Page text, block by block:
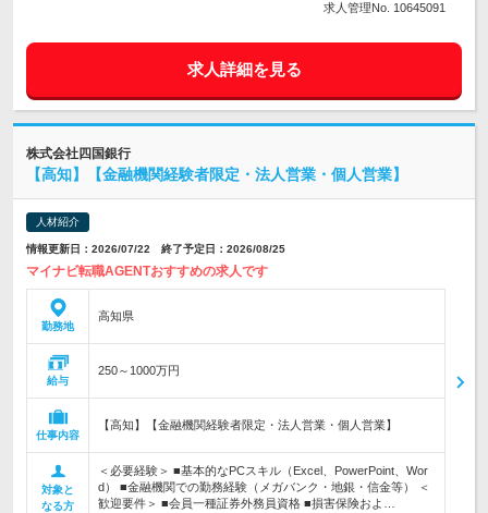
求人管理No. 10645091
求人詳細を見る
株式会社四国銀行
【高知】【金融機関経験者限定・法人営業・個人営業】
人材紹介
情報更新日：2026/07/22 終了予定日：2026/08/25
マイナビ転職AGENTおすすめの求人です
勤務地
高知県
給与
250～1000万円
仕事内容
【高知】【金融機関経験者限定・法人営業・個人営業】
対象と
なる方
＜必要経験＞ ■基本的なPCスキル（Excel、PowerPoint、Wor
d） ■金融機関での勤務経験（メガバンク・地銀・信金等） ＜
歓迎要件＞ ■会員一種証券外務員資格 ■損害保険およ…